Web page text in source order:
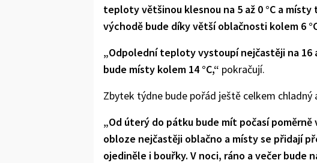
teploty většinou klesnou na 5 až 0 °C a
východě bude díky větší oblačnosti kolem 6
„Odpolední teploty vystoupí nejčastěji na 16
bude místy kolem 14 °C,“ pokračují.
Zbytek týdne bude pořád ještě celkem chladný
„Od úterý do pátku bude mít počasí
obloze nejčastěji oblačno a místy se přidají
ojediněle i bouřky. V noci, ráno a večer bude